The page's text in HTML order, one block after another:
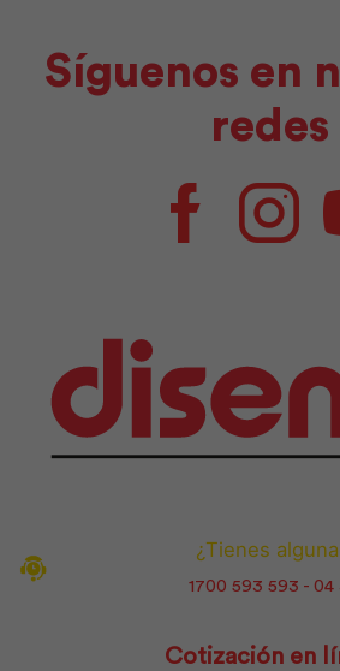
Síguenos en
redes
Facebook
¿Tienes
1700 593 593 - 04
Cotización en